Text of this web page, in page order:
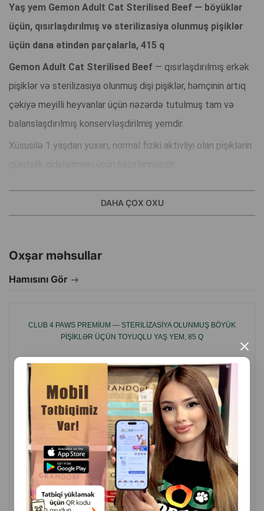
×
Yaş yem Gemon Adult Cat Sterilised Beef — böyüklər
üçün, qısırlaşdırılmış və sterilizasiya olunmuş pişiklər
üçün dana ətindən parçalarla, 415 q
Gemon Adult Cat Sterilised Beef — qısırlaşdırılmış erkək
pişiklər və sterilizasiya olunmuş dişi pişiklər, həmçinin artıq
çəkiyə meyilli heyvanlar üçün nəzərdə tutulmuş tam və
balanslaşdırılmış konservləşdirilmiş yemdir.
Xüsusilə 1 yaşdan yuxarı, normal fiziki aktivliyi olan pişiklərin
sağlam görmə və ürək fəaliyyəti üçün.
Qlütensizdir.
İtalyan xammalından, ən müasir texnologiyalarla
hazırlanıb.
Hazırlanma prosesində heyvanlar üzərində test
aparılmayıb.
DAHA ÇOX OXU
Oxşar məhsullar
Hamısını Gör
CLUB 4 PAWS PREMIUM — STERILIZASIYA OLUNMUŞ BÖYÜK
PIŞIKLƏR ÜÇÜN TOYUQLU YAŞ YEM, 85 Q